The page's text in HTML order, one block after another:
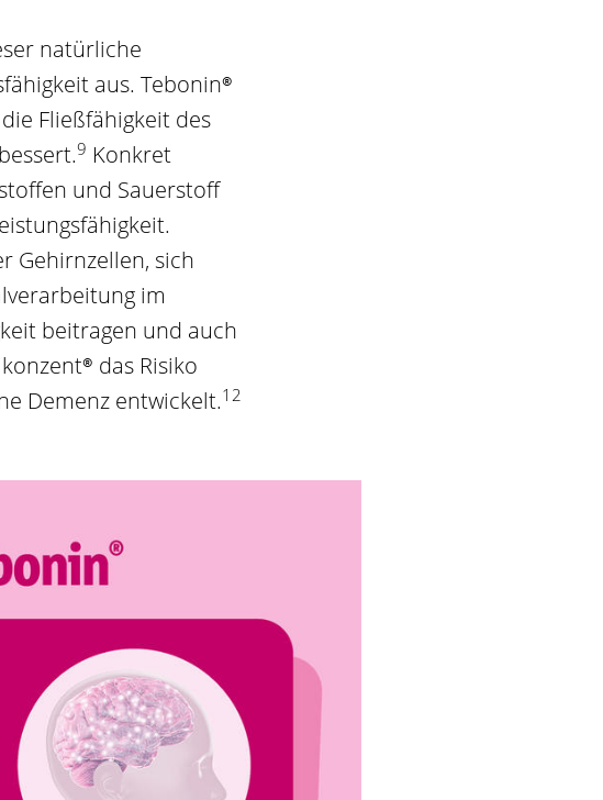
natürliche
aus. Tebonin®
Fließfähigkeit des
9 Konkret
und Sauerstoff
Gehirnzellen, sich
im
beitragen und auch
konzent® das Risiko
Demenz entwickelt.12